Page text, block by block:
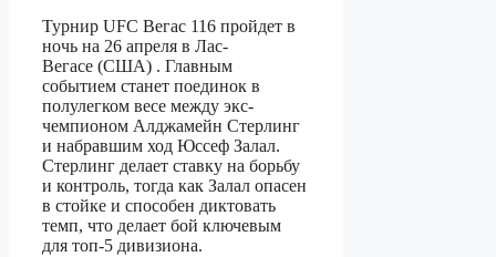
Турнир UFC Вегас 116 пройдет в
ночь на 26 апреля в Лас-
Вегасе (США) . Главным
событием станет поединок в
полулегком весе между экс-
чемпионом Алджамейн Стерлинг
и набравшим ход Юссеф Залал.
Стерлинг делает ставку на борьбу
и контроль, тогда как Залал опасен
в стойке и способен диктовать
темп, что делает бой ключевым
для топ-5 дивизиона.